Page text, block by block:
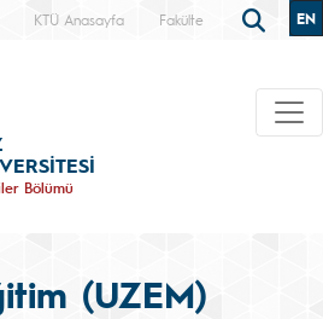
KTÜ Anasayfa Fakülte EN
Bölümü
(UZEM)